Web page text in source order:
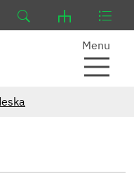
Menu